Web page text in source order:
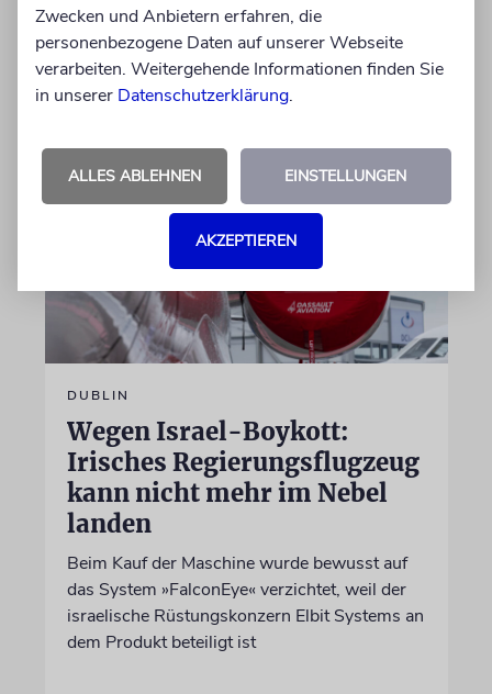
Jetzt steht der mutmaßliche Täter vor Gericht
07.08.2026
DUBLIN
Wegen Israel-Boykott:
Irisches Regierungsflugzeug
kann nicht mehr im Nebel
landen
Beim Kauf der Maschine wurde bewusst auf
das System »FalconEye« verzichtet, weil der
israelische Rüstungskonzern Elbit Systems an
dem Produkt beteiligt ist
Zwecken und Anbietern erfahren, die
personenbezogene Daten auf unserer Webseite
verarbeiten. Weitergehende Informationen finden Sie
in unserer Datenschutzerklärung.
ALLES ABLEHNEN EINSTELLUNGEN
AKZEPTIEREN